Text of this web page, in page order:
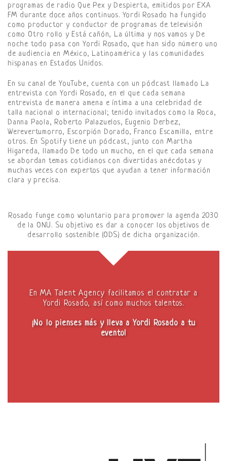
programas de radio Que Pex y Despierta, emitidos por EXA
FM durante doce años continuos. Yordi Rosado ha fungido
como productor y conductor de programas de televisión
como Otro rollo y Está cañón, La última y nos vamos y De
noche todo pasa con Yordi Rosado, que han sido número uno
de audiencia en México, Latinoamérica y las comunidades
hispanas en Estados Unidos.
En su canal de YouTube, cuenta con un pódcast llamado La
entrevista con Yordi Rosado, en el que cada semana
entrevista de manera amena e íntima a una celebridad de
talla nacional o internacional; tenido invitados como la Roca,
Danna Paola, Roberto Palazuelos, Eugenio Derbez,
Werevertumorro, Escorpión Dorado, Franco Escamilla, entre
otros. En Spotify tiene un pódcast, junto con Martha
Higareda, llamado De todo un mucho, en el que cada semana
se abordan temas cotidianos con divertidas anécdotas y
muchas veces con expertos que ayudan a tener información
clara y precisa.
Rosado funge como voluntario para promover la agenda 2030
de la ONU. Su objetivo es dar a conocer los objetivos de
desarrollo sostenible (ODS) de dicha organización.
En MA Talent Agency facilitamos el contratar a
Yordi Rosado, así como muchos talentos.
¡No lo pienses más y lleva a Yordi Rosado a tu
evento!